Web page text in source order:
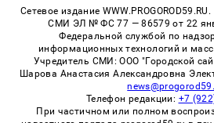
Сетевое издание
СМИ ЭЛ № ФС 77 — 86579 от 22
Федеральной службой по
информационных технологий и
Учредитель СМИ: ООО "Городской
Шарова Анастасия Александровна
Телефон редакции: +7
При частичном или полном